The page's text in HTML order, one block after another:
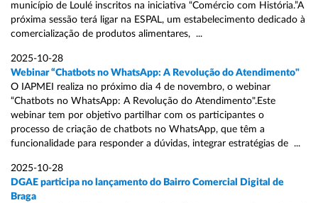
município de Loulé inscritos na iniciativa “Comércio com História.”A
próxima sessão terá ligar na ESPAL, um estabelecimento dedicado à
comercialização de produtos alimentares, ...
2025-10-28
Webinar “Chatbots no WhatsApp: A Revolução do Atendimento"
O IAPMEI realiza no próximo dia 4 de novembro, o webinar
“Chatbots no WhatsApp: A Revolução do Atendimento".Este
webinar tem por objetivo partilhar com os participantes o
processo de criação de chatbots no WhatsApp, que têm a
funcionalidade para responder a dúvidas, integrar estratégias de ...
2025-10-28
DGAE participa no lançamento do Bairro Comercial Digital de
Braga